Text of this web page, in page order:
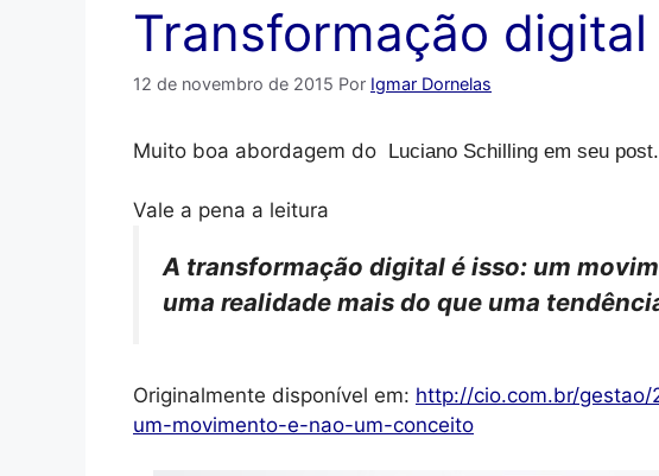
Transformação digital
12 de novembro de 2015 Por Igmar Dornelas
Muito boa abordagem do Luciano Schilling em seu post.
Vale a pena a leitura
A transformação digital é isso: um
uma realidade mais do que uma
Originalmente disponível em: http://cio.com.br/
um-movimento-e-nao-um-conceito